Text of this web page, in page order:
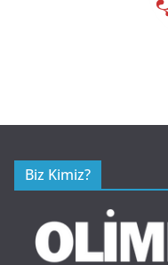
Biz Kimiz?